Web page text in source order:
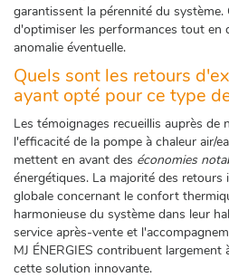
garantissent la pérennité du
d'optimiser les performances tout en
anomalie éventuelle.
Quels sont les retours
ayant opté pour ce type
Les témoignages recueillis auprès de
l'efficacité de la pompe à chaleur air/
mettent en avant des économies
énergétiques. La majorité des
globale concernant le confort
harmonieuse du système dans leur
service après-vente et
MJ ÉNERGIES contribuent
cette solution innovante.